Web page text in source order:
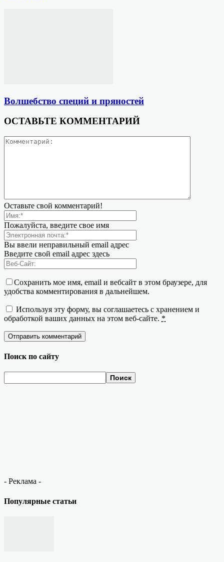
Волшебство специй и пряностей
ОСТАВЬТЕ КОММЕНТАРИЙ
Оставьте свой комментарий!
Пожалуйста, введите свое имя
Вы ввели неправильный email адрес
Введите свой email адрес здесь
Сохранить мое имя, email и вебсайт в этом браузере, для
удобства комментирования в дальнейшем.
Используя эту форму, вы соглашаетесь с хранением и
обработкой ваших данных на этом веб-сайте. *
Поиск по сайту
- Реклама -
Популярные статьи